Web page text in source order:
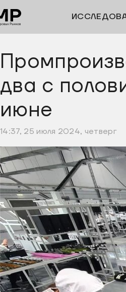
два с
июне
14:37, 25 июля 2024, четверг